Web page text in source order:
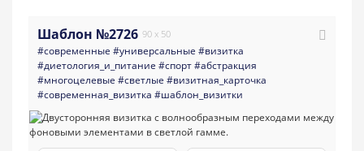
Шаблон №2726 90 x 50
#современные #универсальные #визитка
#диетология_и_питание #спорт#абстракция
#многоцелевые #светлые #визитная_карточка
#современная_визитка #шаблон_визитки